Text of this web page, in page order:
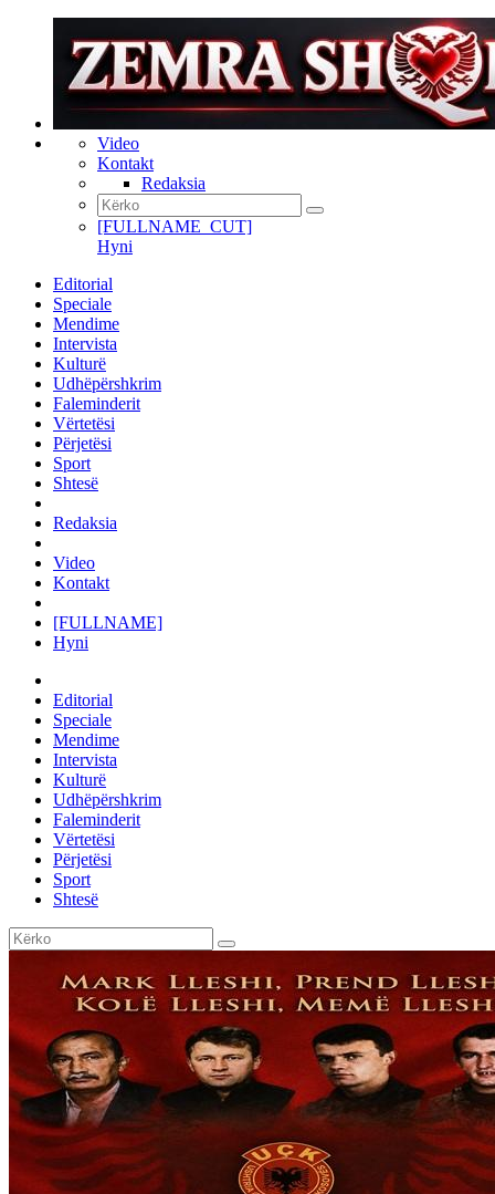
Video
Kontakt
Redaksia
[FULLNAME_CUT]
Hyni
Editorial
Speciale
Mendime
Intervista
Kulturë
Udhëpërshkrim
Faleminderit
Vërtetësi
Përjetësi
Sport
Shtesë
Redaksia
Video
Kontakt
[FULLNAME]
Hyni
Editorial
Speciale
Mendime
Intervista
Kulturë
Udhëpërshkrim
Faleminderit
Vërtetësi
Përjetësi
Sport
Shtesë